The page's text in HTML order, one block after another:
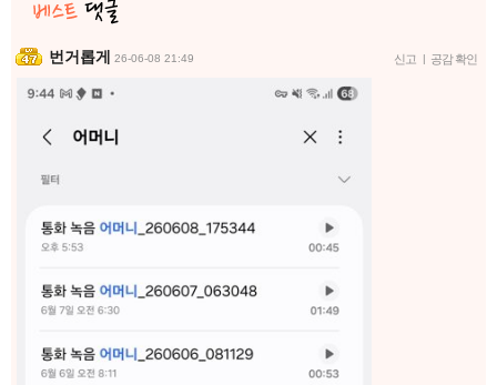
번거롭게 26-06-08 21:49 신고 | 공감 확인